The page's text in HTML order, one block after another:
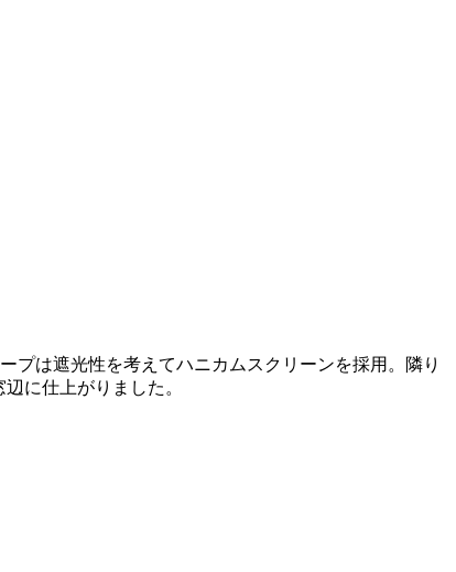
プは遮光性を考えてハニカムスクリーンを採用。隣り
に仕上がりました。